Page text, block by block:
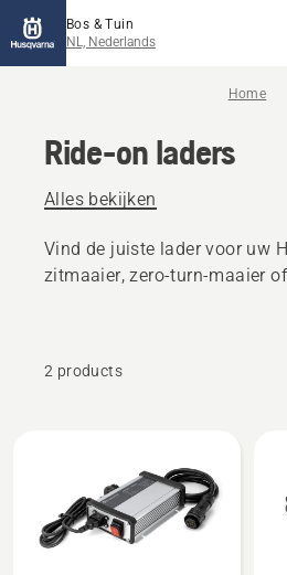
Bos & Tuin
NL, Nederlands
Home
Ride-on laders
Alles bekijken
Vind de juiste lader voor uw
zitmaaier, zero-turn-maaier
2 products
producten